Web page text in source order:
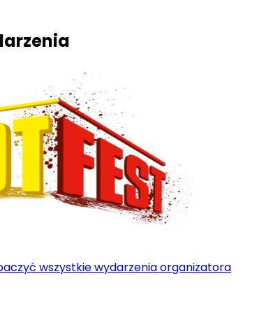
wszystkie wydarzenia organizatora